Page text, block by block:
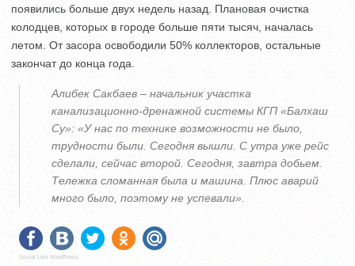
появились больше двух недель назад. Плановая очистка
колодцев, которых в городе больше пяти тысяч, началась
летом. От засора освободили 50% коллекторов, остальные
закончат до конца года.
Алибек Сакбаев – начальник участка
канализационно-дренажной системы КГП «Балхаш
Су»: «У нас по технике возможности не было,
трудности были. Сегодня вышли. С утра уже рейс
сделали, сейчас второй. Сегодня, завтра добьем.
Тележка сломанная была и машина. Плюс аварий
много было, поэтому не успевали».
Social Like WordPress